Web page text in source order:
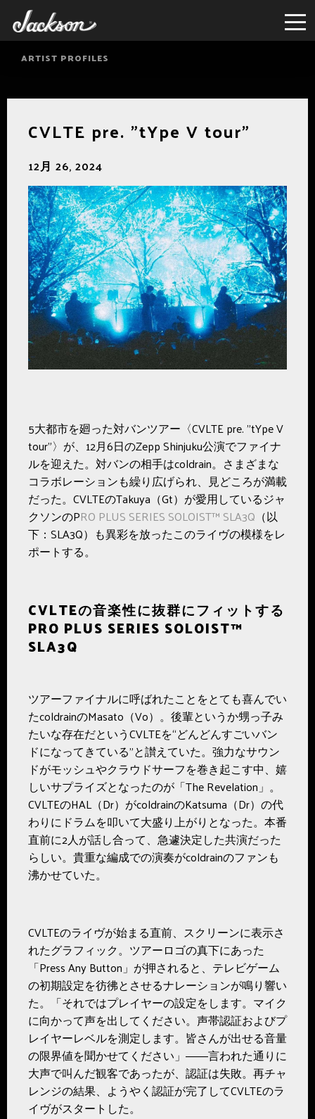
ARTIST PROFILES
CVLTE pre. "tYpe V tour"
12月 26, 2024
5大都市を廻った対バンツアー〈CVLTE pre. "tYpe V
tour"〉が、12月6日のZepp Shinjuku公演でファイナ
ルを迎えた。対バンの相手はcoldrain。さまざまな
コラボレーションも繰り広げられ、見どころが満載
だった。CVLTEのTakuya（Gt）が愛用しているジャ
クソンのPRO PLUS SERIES SOLOIST™ SLA3Q （以
下：SLA3Q）も異彩を放ったこのライヴの模様をレ
ポートする。
CVLTEの音楽性に抜群にフィットする
PRO PLUS SERIES SOLOIST™
SLA3Q
ツアーファイナルに呼ばれたことをとても喜んでい
たcoldrainのMasato（Vo）。後輩というか甥っ子み
たいな存在だというCVLTEを“どんどんすごいバン
ドになってきている”と讃えていた。強力なサウン
ドがモッシュやクラウドサーフを巻き起こす中、嬉
しいサプライズとなったのが「The Revelation」。
CVLTEのHAL（Dr）がcoldrainのKatsuma（Dr）の代
わりにドラムを叩いて大盛り上がりとなった。本番
直前に2人が話し合って、急遽決定した共演だった
らしい。貴重な編成での演奏がcoldrainのファンも
沸かせていた。
CVLTEのライヴが始まる直前、スクリーンに表示さ
れたグラフィック。ツアーロゴの真下にあった
「Press Any Button」が押されると、テレビゲーム
の初期設定を彷彿とさせるナレーションが鳴り響い
た。「それではプレイヤーの設定をします。マイク
に向かって声を出してください。声帯認証およびプ
レイヤーレベルを測定します。皆さんが出せる音量
の限界値を聞かせてください」――言われた通りに
大声で叫んだ観客であったが、認証は失敗。再チャ
レンジの結果、ようやく認証が完了してCVLTEのラ
イヴがスタートした。